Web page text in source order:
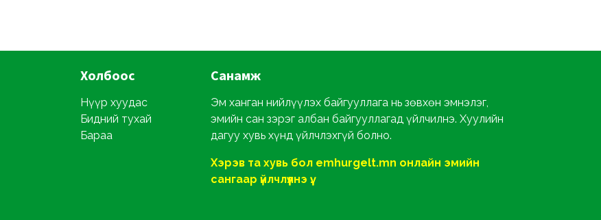
Холбоос
Нүүр хуудас
Бидний тухай
Бараа
Санамж
Эм ханган нийлүүлэх байгууллага нь зөвхөн эмнэлэг,
эмийн сан зэрэг албан байгууллагад үйлчилнэ. Хуулийн
дагуу хувь хүнд үйлчлэхгүй болно.
Хэрэв та хувь бол emhurgelt.mn онлайн эмийн
сангаар үйлчлүүлнэ үү.